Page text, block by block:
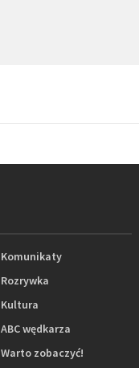
Komunikaty
Rozrywka
Kultura
ABC wędkarza
Warto zobaczyć!